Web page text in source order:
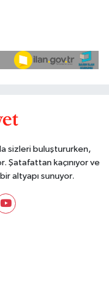
sizleri buluştururken,
Şatafattan kaçınıyor ve
altyapı sunuyor.